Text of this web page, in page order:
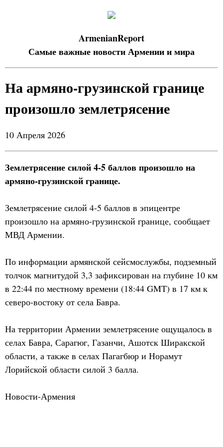
ArmenianReport
Самые важные новости Армении и мира
На армяно-грузинской границе
произошло землетрясение
10 Апреля 2026
Землетрясение силой 4-5 баллов произошло на
армяно-грузинской границе.
Землетрясение силой 4-5 баллов в эпицентре
произошло на армяно-грузинской границе, сообщает
МВД Армении.
По информации армянской сейсмослужбы, подземный
толчок магнитудой 3,3 зафиксирован на глубине 10 км
в 22:44 по местному времени (18:44 GMT) в 17 км к
северо-востоку от села Бавра.
На территории Армении землетрясение ощущалось в
селах Бавра, Сарагюг, Газанчи, Ашотск Ширакской
области, а также в селах Пагагбюр и Норамут
Лорийской области силой 3 балла.
Новости-Армения